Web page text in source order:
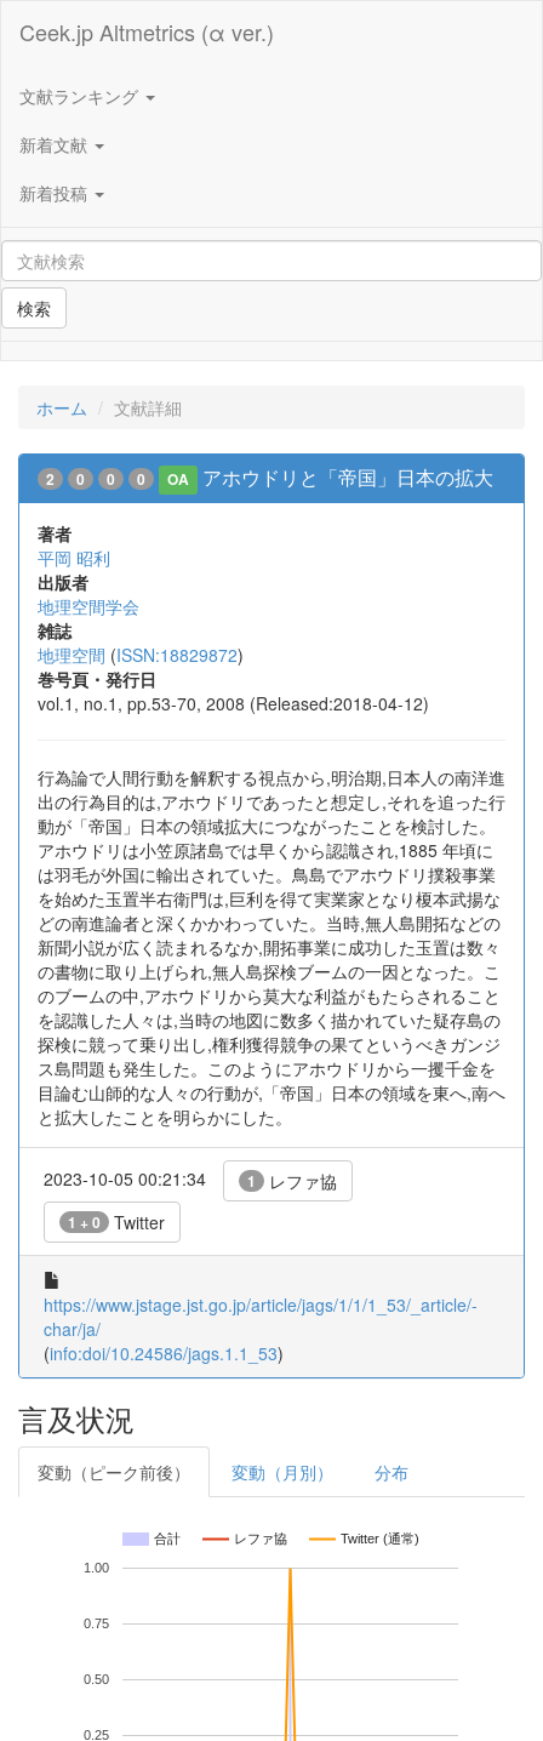
Ceek.jp Altmetrics (α ver.)
文献ランキング
新着文献
新着投稿
検索
ホーム 文献詳細
2 0 0 0 OA アホウドリと「帝国」日本の拡大
著者
平岡 昭利
出版者
地理空間学会
雑誌
地理空間 (ISSN:18829872)
巻号頁・発行日
vol.1, no.1, pp.53-70, 2008 (Released:2018-04-12)
行為論で人間行動を解釈する視点から,明治期,日本人の南洋進
出の行為目的は,アホウドリであったと想定し,それを追った行
動が「帝国」日本の領域拡大につながったことを検討した。
アホウドリは小笠原諸島では早くから認識され,1885 年頃に
は羽毛が外国に輸出されていた。鳥島でアホウドリ撲殺事業
を始めた玉置半右衛門は,巨利を得て実業家となり榎本武揚な
どの南進論者と深くかかわっていた。当時,無人島開拓などの
新聞小説が広く読まれるなか,開拓事業に成功した玉置は数々
の書物に取り上げられ,無人島探検ブームの一因となった。こ
のブームの中,アホウドリから莫大な利益がもたらされること
を認識した人々は,当時の地図に数多く描かれていた疑存島の
探検に競って乗り出し,権利獲得競争の果てというべきガンジ
ス島問題も発生した。このようにアホウドリから一攫千金を
目論む山師的な人々の行動が,「帝国」日本の領域を東へ,南へ
と拡大したことを明らかにした。
2023-10-05 00:21:34 1 レファ協
1 + 0 Twitter
https://www.jstage.jst.go.jp/article/jags/1/1/1_53/_article/-
char/ja/
(info:doi/10.24586/jags.1.1_53)
言及状況
変動（ピーク前後） 変動（月別） 分布
合計 レファ協 Twitter (通常)
0.25
0.50
0.75
1.00